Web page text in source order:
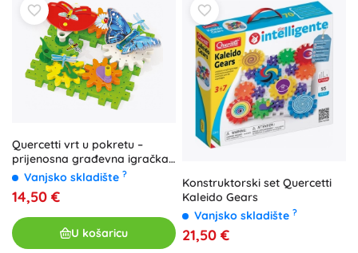
Quercetti vrt u pokretu –
prijenosna građevna igračka
za djecu
Vanjsko skladište ?
14,50 €
U košaricu
Konstruktorski set Quercetti
Kaleido Gears
Vanjsko skladište ?
21,50 €